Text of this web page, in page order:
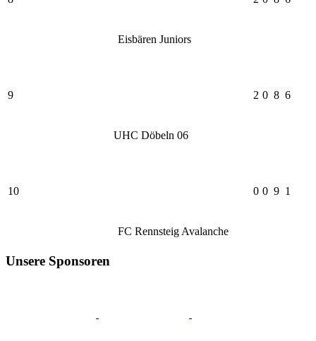
Eisbären Juniors
9
UHC Döbeln 06
2 0 8 6
10
FC Rennsteig Avalanche
0 0 9 1
Unsere Sponsoren